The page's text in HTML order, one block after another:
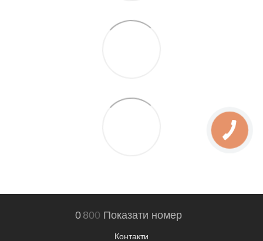
0 800 Показати номер
Контакти